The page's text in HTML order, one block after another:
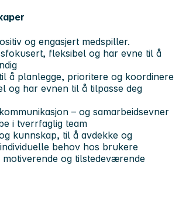
og engasjert medspiller.
fleksibel og har evne til å
å planlegge, prioritere og koordinere
og har evnen til å tilpasse deg
– og samarbeidsevner
i tverrfaglig team
kunnskap, til å avdekke og
behov hos brukere
motiverende og tilstedeværende